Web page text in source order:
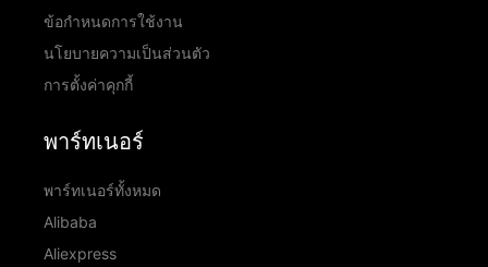
ข้อกำหนดการใช้งาน
นโยบายความเป็นส่วนตัว
การตั้งค่าคุกกี้
พาร์ทเนอร์
พาร์ทเนอร์ทั้งหมด
Alibaba
Aliexpress